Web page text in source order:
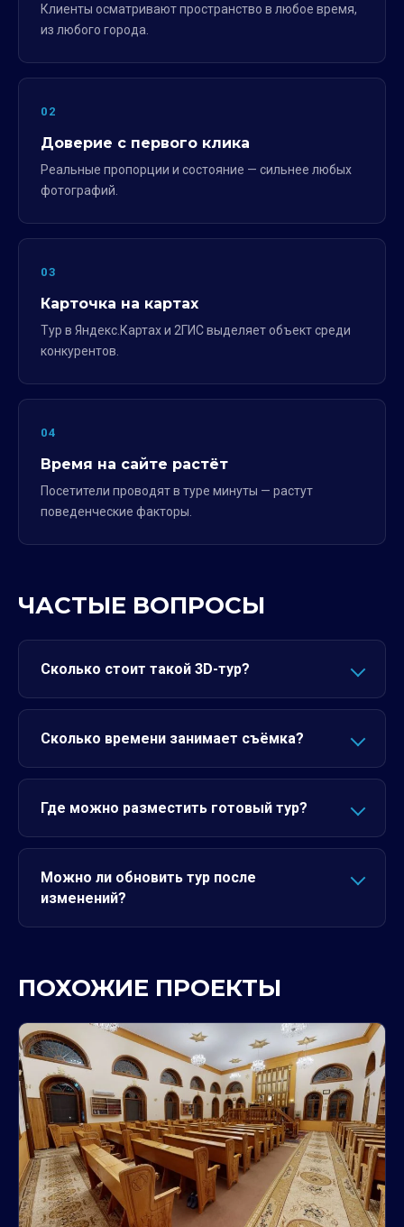
Клиенты осматривают пространство в любое время,
из любого города.
02
Доверие с первого клика
Реальные пропорции и состояние — сильнее любых
фотографий.
03
Карточка на картах
Тур в Яндекс.Картах и 2ГИС выделяет объект среди
конкурентов.
04
Время на сайте растёт
Посетители проводят в туре минуты — растут
поведенческие факторы.
ЧАСТЫЕ ВОПРОСЫ
Сколько стоит такой 3D-тур?
Сколько времени занимает съёмка?
Где можно разместить готовый тур?
Можно ли обновить тур после
изменений?
ПОХОЖИЕ ПРОЕКТЫ